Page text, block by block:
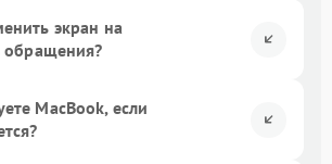
экран на
обращения?
MacBook, если